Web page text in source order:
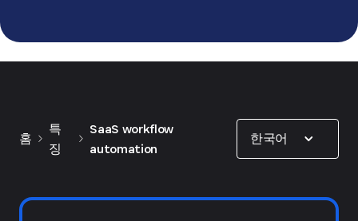
홈
특
징
SaaS workflow
automation
한국어
Show options